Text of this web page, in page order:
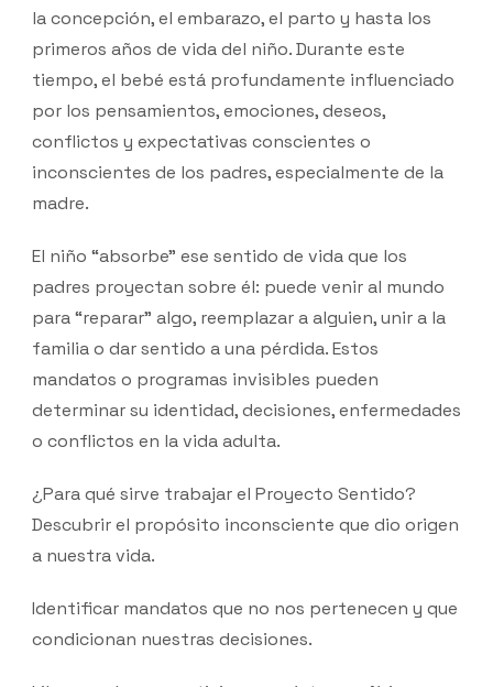
la concepción, el embarazo, el parto y hasta los
primeros años de vida del niño. Durante este
tiempo, el bebé está profundamente influenciado
por los pensamientos, emociones, deseos,
conflictos y expectativas conscientes o
inconscientes de los padres, especialmente de la
madre.
El niño “absorbe” ese sentido de vida que los
padres proyectan sobre él: puede venir al mundo
para “reparar” algo, reemplazar a alguien, unir a la
familia o dar sentido a una pérdida. Estos
mandatos o programas invisibles pueden
determinar su identidad, decisiones, enfermedades
o conflictos en la vida adulta.
¿Para qué sirve trabajar el Proyecto Sentido?
Descubrir el propósito inconsciente que dio origen
a nuestra vida.
Identificar mandatos que no nos pertenecen y que
condicionan nuestras decisiones.